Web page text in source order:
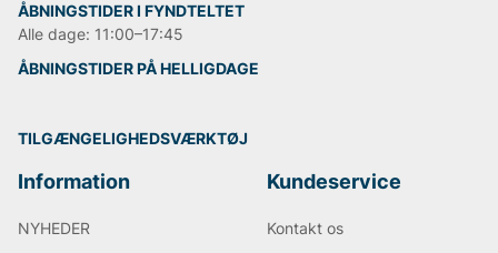
ÅBNINGSTIDER I FYNDTELTET
Alle dage: 11:00–17:45
ÅBNINGSTIDER PÅ HELLIGDAGE
TILGÆNGELIGHEDSVÆRKTØJ
Information
NYHEDER
Kundeservice
Kontakt os